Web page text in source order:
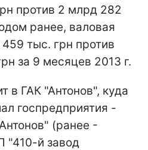
против 2 млрд 282
ранее, валовая
тыс. грн против
за 9 месяцев 2013 г.
в ГАК "Антонов", куда
госпредприятия -
(ранее -
"410-й завод